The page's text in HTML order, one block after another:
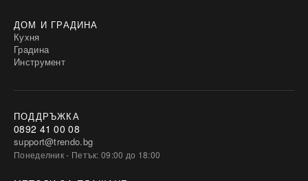
ДОМ И ГРАДИНА
Кухня
Градина
Инструмент
ПОДДРЪЖКА
0892 41 00 08
support@trendo.bg
Понеделник - Петък: 09:00 до 18:00